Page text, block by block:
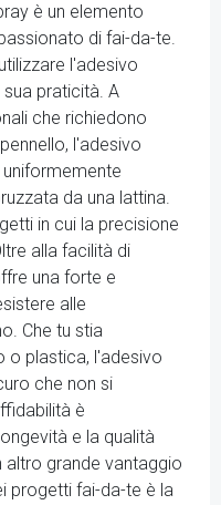
è un elemento
di fai-da-te.
l'adesivo
praticità. A
che richiedono
l'adesivo
da una lattina.
in cui la precisione
alla facilità di
una forte e
alle
Che tu stia
o plastica, l'adesivo
che non si
è
e la qualità
altro grande vantaggio
progetti fai-da-te è la